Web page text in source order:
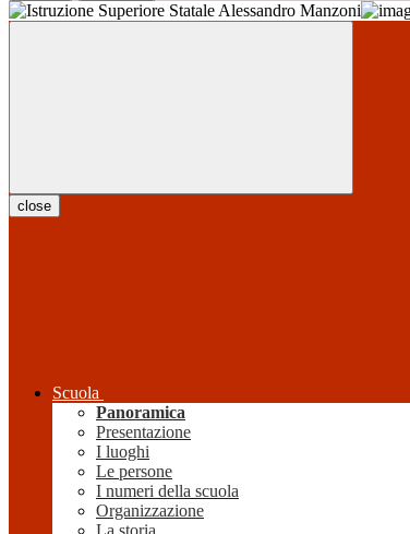
close
Scuola
Panoramica
Presentazione
I luoghi
Le persone
I numeri della scuola
Organizzazione